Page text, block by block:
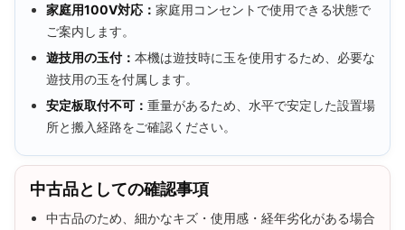
家庭用100V対応： 家庭用コンセントで使用できる状態で
ご案内します。
遊技用の玉付： 本機は遊技時に玉を使用するため、必要な
遊技用の玉を付属します。
安定板取付不可： 重量があるため、水平で安定した設置場
所と搬入経路をご確認ください。
中古品としての確認事項
中古品のため、細かなキズ・使用感・経年劣化がある場合